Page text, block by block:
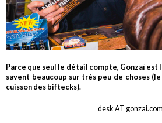
Parce que seul le détail compte, Gonzaï est
savent beaucoup sur très peu de choses
cuisson des biftecks).
desk AT gonzai.com